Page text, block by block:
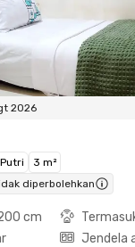
2026
Putri
3 m²
diperbolehkan
cm
Jendela